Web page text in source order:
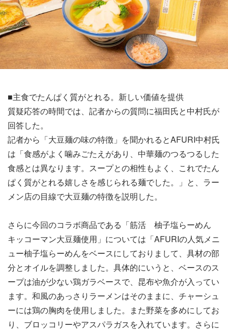
■主食でたんぱく質がとれる。新しい価値を提供
質疑応答の時間では、記者からの質問に福田氏と中村氏が
回答した。
記者から「大豆麺の味の特徴」を聞かれるとAFURI中村氏
は「食感がよく噛みごたえがあり、中華麺のつるつるした
食感とは異なります。スープとの相性もよく、これでたん
ぱく質がとれる嬉しさを感じられる麺でした。」と、ラー
メン店の目線で大豆麺の特徴を説明した。
さらに今回のコラボ商品である「筋活 柚子塩らーめん
キッコーマン大豆麺使用」については「AFURIの人気メニ
ュー柚子塩らーめんをベースにしておりまして、具材の部
分とオイルを調整しました。具体的にいうと、ベースのス
ープは油が少ない鶏ガラベースで、昆布や魚介が入ってい
ます。和風のあっさりラーメンはそのままに、チャーシュ
ーには鶏の胸肉を使用しました。また野菜を多めにしてお
り、ブロッコリーやアスパラガスを入れています。さらに